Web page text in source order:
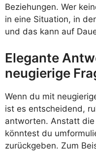
Beziehungen. Wer
in eine Situation, in
und das kann auf
Elegante
neugierige
Wenn du mit
ist es entscheidend,
antworten. Anstatt
könntest du
zurückgeben. Zum